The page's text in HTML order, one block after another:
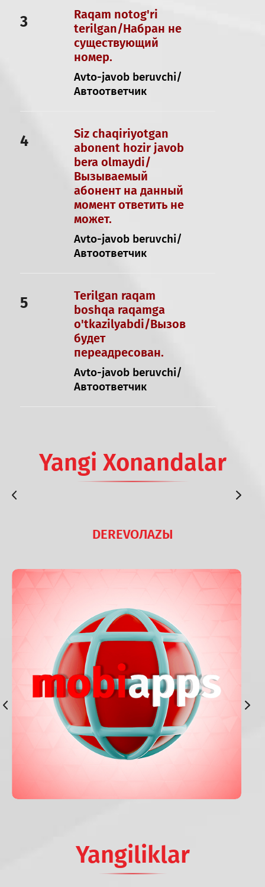
3
Raqam notog'ri
terilgan/Набран не
существующий
номер.
Avto-javob beruvchi/
Автоответчик
4
Siz chaqiriyotgan
abonent hozir javob
bera olmaydi/
Вызываемый
абонент на данный
момент ответить не
может.
Avto-javob beruvchi/
Автоответчик
5
Terilgan raqam
boshqa raqamga
o'tkazilyabdi/Вызов
будет
переадресован.
Avto-javob beruvchi/
Автоответчик
Yangi Xonandalar
DEREVOЛАZЫ
Yangiliklar